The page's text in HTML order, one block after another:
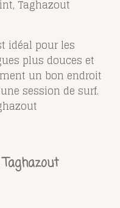
Taghazout
idéal pour les
plus douces et
un bon endroit
session de surf.